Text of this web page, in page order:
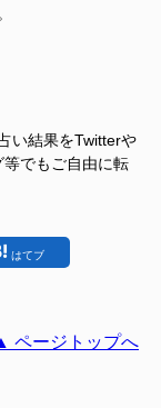
い結果をTwitterや
でもご自由に転
はてブ
ページトップへ